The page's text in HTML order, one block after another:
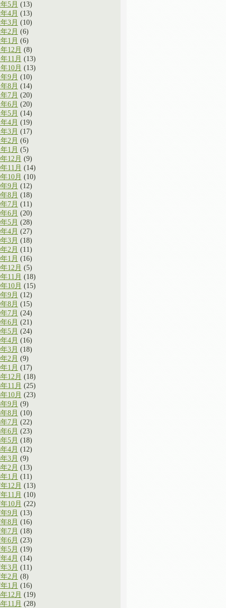
5月 (13)
4月 (13)
3月 (10)
2月 (6)
1月 (6)
12月 (8)
11月 (13)
10月 (13)
9月 (10)
8月 (14)
7月 (20)
6月 (20)
5月 (14)
4月 (19)
3月 (17)
2月 (6)
1月 (5)
12月 (9)
11月 (14)
10月 (10)
9月 (12)
8月 (18)
7月 (11)
6月 (20)
5月 (28)
4月 (27)
3月 (18)
2月 (11)
1月 (16)
12月 (5)
11月 (18)
10月 (15)
9月 (12)
8月 (15)
7月 (24)
6月 (21)
5月 (24)
4月 (16)
3月 (18)
2月 (9)
1月 (17)
12月 (18)
11月 (25)
10月 (23)
9月 (9)
8月 (10)
7月 (22)
6月 (23)
5月 (18)
4月 (12)
3月 (9)
2月 (13)
1月 (11)
12月 (13)
11月 (10)
10月 (22)
9月 (13)
8月 (16)
7月 (18)
6月 (23)
5月 (19)
4月 (14)
3月 (11)
2月 (8)
1月 (16)
12月 (19)
11月 (28)